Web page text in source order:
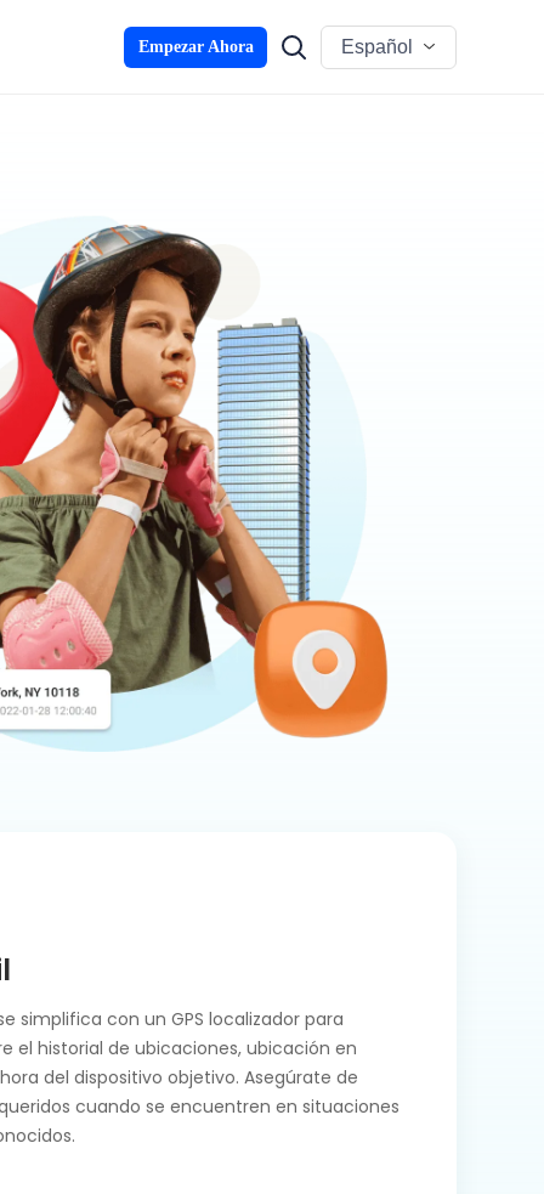
Empezar Ahora Español
simplifica con un GPS localizador para
el historial de ubicaciones, ubicación en
del dispositivo objetivo. Asegúrate de
cuando se encuentren en situaciones